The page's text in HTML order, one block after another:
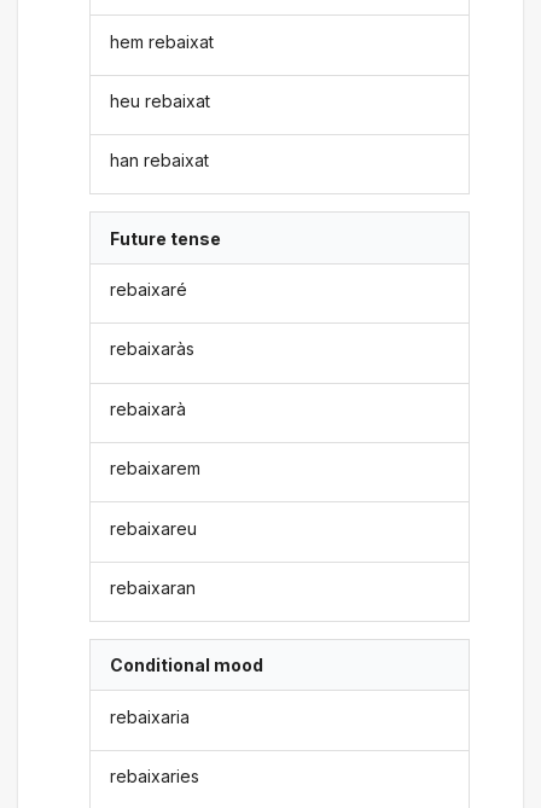
hem rebaixat
heu rebaixat
han rebaixat
Future tense
rebaixaré
rebaixaràs
rebaixarà
rebaixarem
rebaixareu
rebaixaran
Conditional mood
rebaixaria
rebaixaries